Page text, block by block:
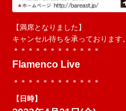
【満席となりました】
キャンセル待ちを承っております。
＊＊＊＊＊＊＊＊＊＊＊＊
Flamenco Live
＊＊＊＊＊＊＊＊＊＊＊＊
【日時】